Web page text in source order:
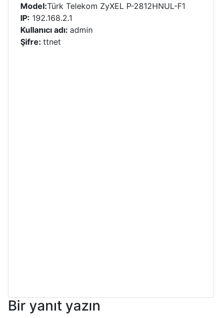
Model:Türk Telekom ZyXEL P-2812HNUL-F1
IP: 192.168.2.1
Kullanıcı adı: admin
Şifre: ttnet
Bir yanıt yazın